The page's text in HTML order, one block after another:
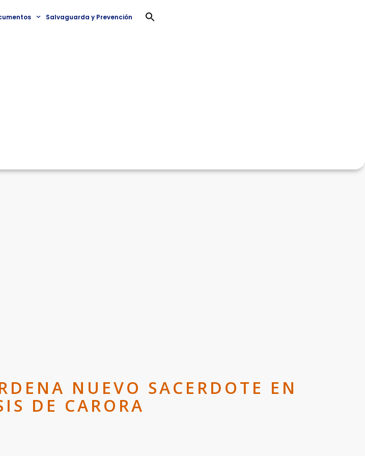
Salvaguarda y Prevención
NUEVO SACERDOTE EN
DE CARORA